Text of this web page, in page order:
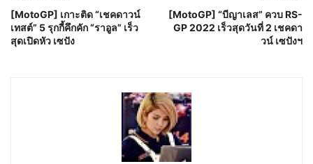
[MotoGP] เกาะติด “เชคดาวน์
เทสต์” 5 รุกกี้คึกคัก “ราอูล” เร็ว
สุดเปิดหัว เซปัง
[MotoGP] “บีญาเลส” ควบ RS-
GP 2022 เร็วสุดวันที่ 2 เชคดา
วน์ เซปังฯ